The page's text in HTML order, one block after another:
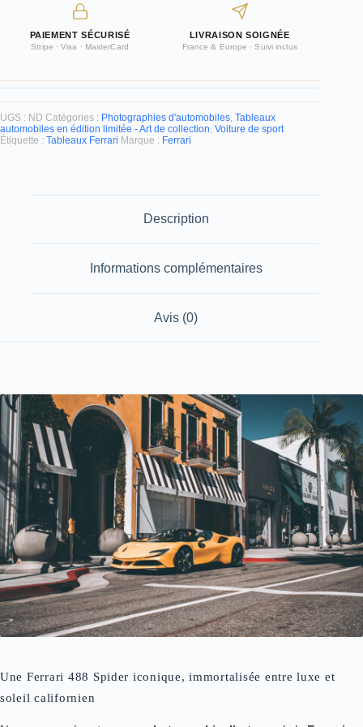
d’exceptionPAIEMENT SÉCURISÉ
Stripe · Visa · MasterCard
LIVRAISON SOIGNÉE
France & Europe · Suivi inclus
UGS : ND Catégories : Photographies d'automobiles Tableaux
automobiles en édition limitée - Art de collection Voiture de sport
Étiquette : Tableaux Ferrari Marque : Ferrari
Description
Informations complémentaires
Avis (0)
Une Ferrari 488 Spider iconique, immortalisée entre luxe et
soleil californien